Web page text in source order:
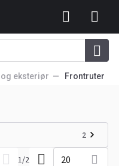
eksteriør Frontruter
2
1/2 20